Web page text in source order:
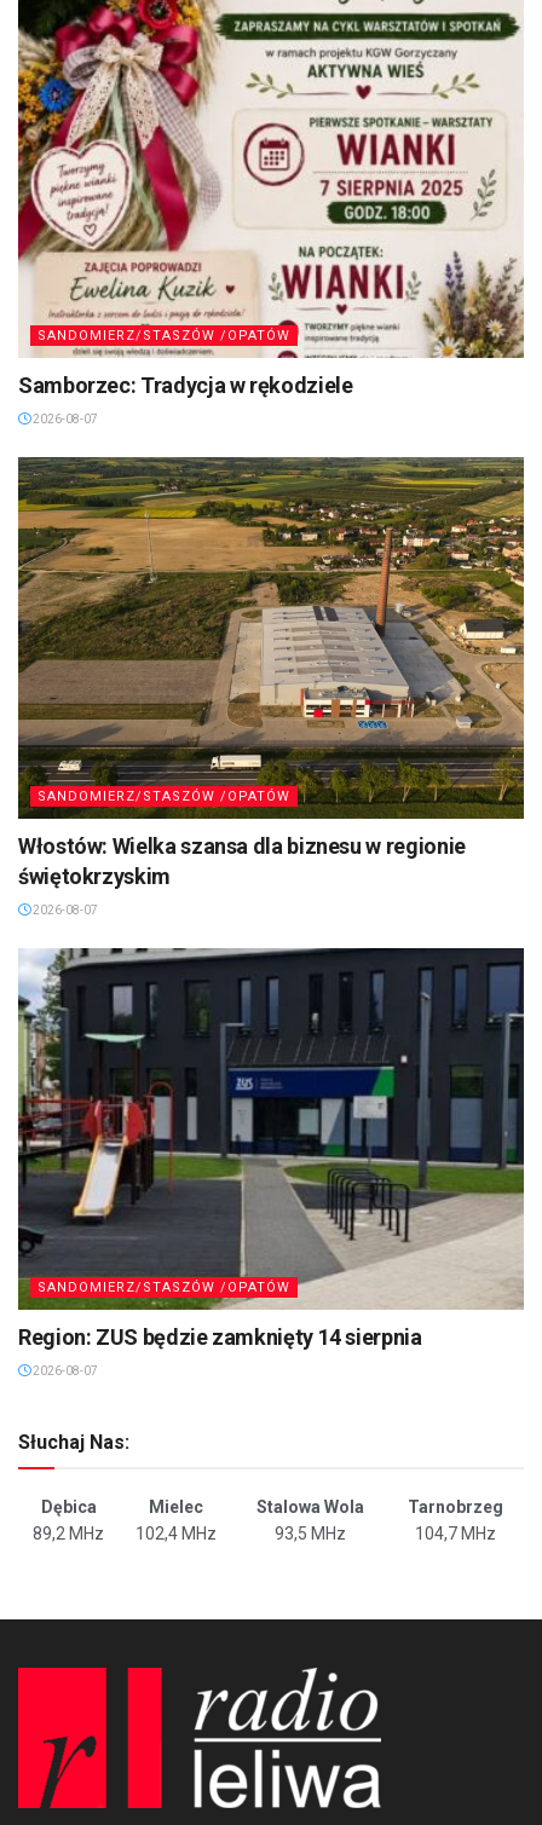
SANDOMIERZ/STASZÓW /OPATÓW
Samborzec: Tradycja w rękodziele
2026-08-07
SANDOMIERZ/STASZÓW /OPATÓW
Włostów: Wielka szansa dla biznesu w regionie
świętokrzyskim
2026-08-07
SANDOMIERZ/STASZÓW /OPATÓW
Region: ZUS będzie zamknięty 14 sierpnia
2026-08-07
Słuchaj Nas:
Dębica Mielec Stalowa Wola
Tarnobrzeg
89,2 MHz
102,4 MHz 93,5 MHz 104,7 MHz